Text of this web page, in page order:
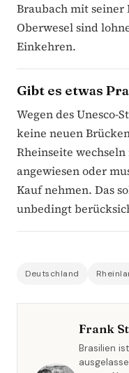
Braubach mit
Oberwesel sind
Einkehren.
Gibt es etwas
Wegen des
keine neuen
Rheinseite
angewiesen oder
Kauf nehmen. Das
unbedingt
Deutschland
Frank
Brasilien